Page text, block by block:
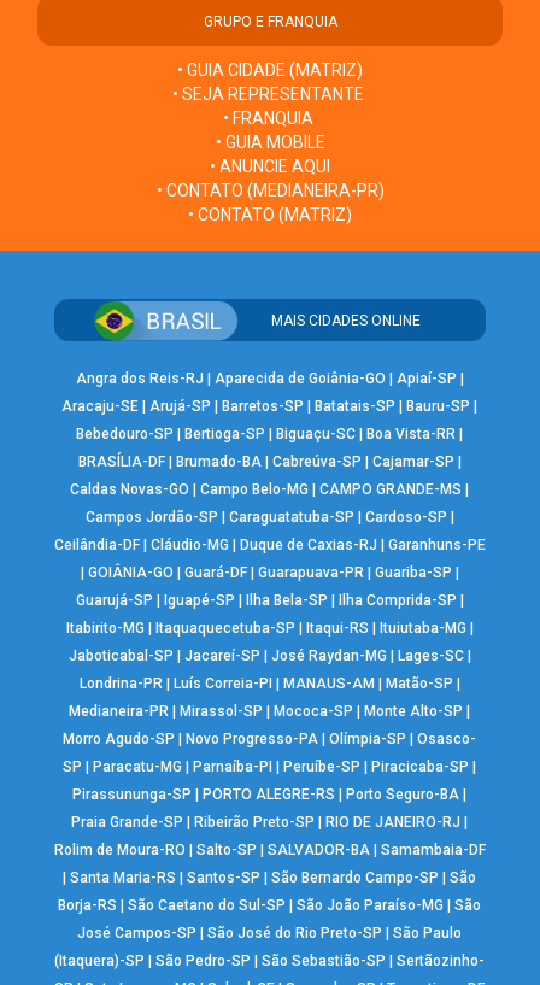
GRUPO E FRANQUIA
• GUIA CIDADE (MATRIZ)
• SEJA REPRESENTANTE
• FRANQUIA
• GUIA MOBILE
• ANUNCIE AQUI
• CONTATO (MEDIANEIRA-PR)
• CONTATO (MATRIZ)
MAIS CIDADES ONLINE
Angra dos Reis-RJ | Aparecida de Goiânia-GO | Apiaí-SP |
Aracaju-SE |Arujá-SP |Barretos-SP |Batatais-SP |Bauru-SP |
Bebedouro-SP |Bertioga-SP |Biguaçu-SC |Boa Vista-RR |
BRASÍLIA-DF| Brumado-BA| Cabreúva-SP | Cajamar-SP |
Caldas Novas-GO |Campo Belo-MG |CAMPO GRANDE-MS |
Campos Jordão-SP | Caraguatatuba-SP | Cardoso-SP |
Ceilândia-DF| Cláudio-MG | Duque de Caxias-RJ | Garanhuns-PE
| GOIÂNIA-GO | Guará-DF| Guarapuava-PR| Guariba-SP |
Guarujá-SP | Iguapé-SP | Ilha Bela-SP | Ilha Comprida-SP |
Itabirito-MG | Itaquaquecetuba-SP | Itaqui-RS | Ituiutaba-MG |
Jaboticabal-SP | Jacareí-SP | José Raydan-MG | Lages-SC|
Londrina-PR| Luís Correia-PI | MANAUS-AM | Matão-SP |
Medianeira-PR |Mirassol-SP |Mococa-SP |Monte Alto-SP |
Morro Agudo-SP |Novo Progresso-PA |Olímpia-SP |Osasco-
SP |Paracatu-MG |Parnaíba-PI |Peruíbe-SP |Piracicaba-SP |
Pirassununga-SP |PORTO ALEGRE-RS |Porto Seguro-BA |
Praia Grande-SP |Ribeirão Preto-SP |RIO DE JANEIRO-RJ |
Rolim de Moura-RO | Salto-SP | SALVADOR-BA| Samambaia-DF
|Santa Maria-RS |Santos-SP |São Bernardo Campo-SP |São
Borja-RS |São Caetano do Sul-SP |São João Paraíso-MG |São
José Campos-SP |São José do Rio Preto-SP |São Paulo
(Itaquera)-SP |São Pedro-SP |São Sebastião-SP |Sertãozinho-